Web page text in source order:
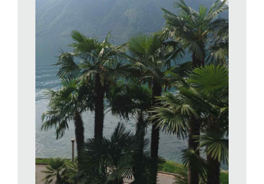
, non molto alta e dal portamento
cespuglioso, diffusa da noi come ornamentale. Ma la nostra
palma viene da molto più lontano, ha origini asiatiche, Cina,
Giappone, Myanmar, forse anche India. Nelle sue terre
d’origine è conosciuta come Palma della canapa perché, come
da questa, si ottengono dalle foglie fibre tessili molto resistenti
per farne corde, sacchi, stuoie, cappelli e scope.
Sulla sua apparizione in Europa s’è perfino scomodata la figura
di San Carlo Borromeo ma è molto più sicuro che la palma
arrivò verso la metà dell’Ottocento, ad opera di botanici e
viaggiatori in Oriente. Fra questi, lo scozzese Robert Fortune,
giardiniere, botanico appassionato e «cacciatore di piante» per
la Royal Horticultural Society e per la British East India